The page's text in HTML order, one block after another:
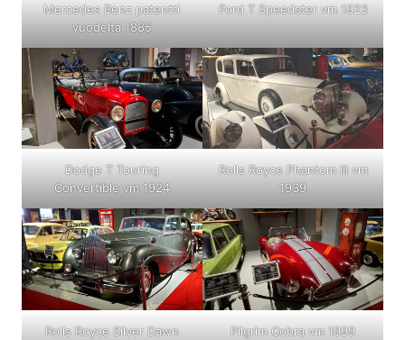
Mercedes Benz patentti
vuodelta 1885
Ford T Speedster vm 1923
Dodge T Touring
Convertible vm 1924
Rolls Royce Phantom III vm
1939
Rolls Royce Silver Dawn
Pilgrim Cobra vm 1999